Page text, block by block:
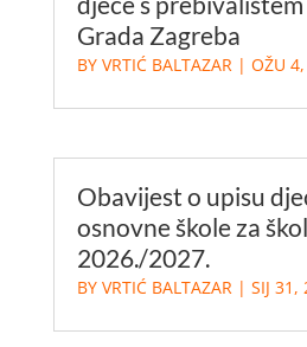
Grada Zagreba
BY VRTIĆ BALTAZAR| OŽU
Obavijest o upisu
osnovne škole za
2026./2027.
BY VRTIĆ BALTAZAR| SIJ 31,